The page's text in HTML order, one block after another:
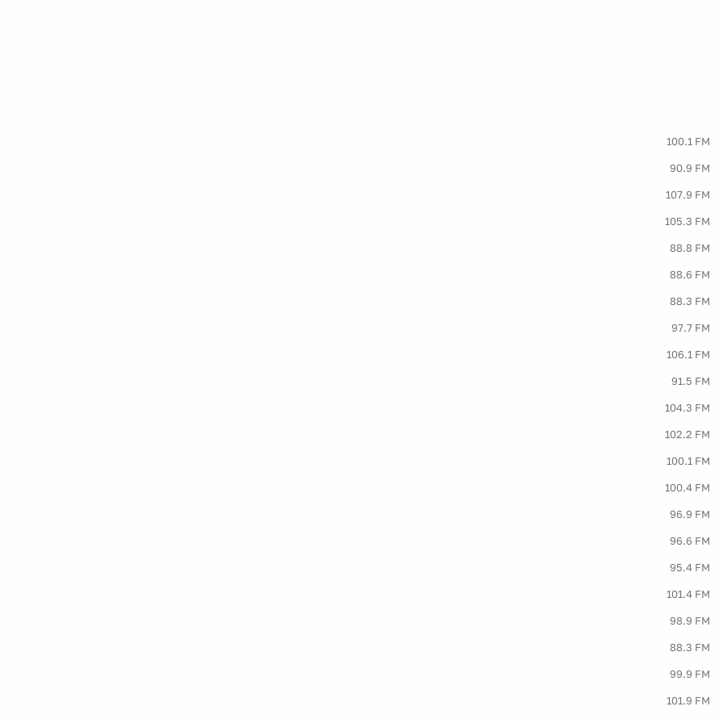
100.1 FM
90.9 FM
107.9 FM
105.3 FM
88.8 FM
88.6 FM
88.3 FM
97.7 FM
106.1 FM
91.5 FM
104.3 FM
102.2 FM
100.1 FM
100.4 FM
96.9 FM
96.6 FM
95.4 FM
101.4 FM
98.9 FM
88.3 FM
99.9 FM
101.9 FM